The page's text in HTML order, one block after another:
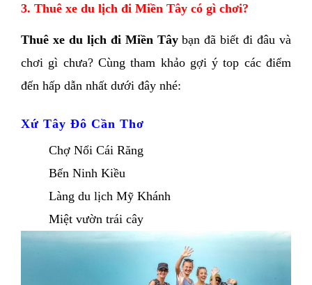
3. Thuê xe du lịch đi Miền Tây có gì chơi?
Thuê xe du lịch đi Miền Tây bạn đã biết đi đâu và
chơi gì chưa? Cùng tham khảo gợi ý top các điểm
đến hấp dẫn nhất dưới đây nhé:
Xứ Tây Đô Cần Thơ
Chợ Nổi Cái Răng
Bến Ninh Kiều
Làng du lịch Mỹ Khánh
Miệt vườn trái cây